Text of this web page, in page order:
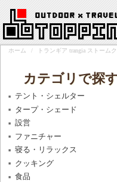
ホーム / トランギア trangia ストーム
カテゴリで探
テント・シェルター
タープ・シェード
設営
ファニチャー
寝る・リラックス
クッキング
食品